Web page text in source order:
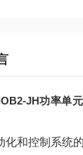
JH功率单
化和控制系统